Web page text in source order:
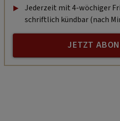
Jederzeit mit 4-wöchiger
schriftlich kündbar (nach
JETZT